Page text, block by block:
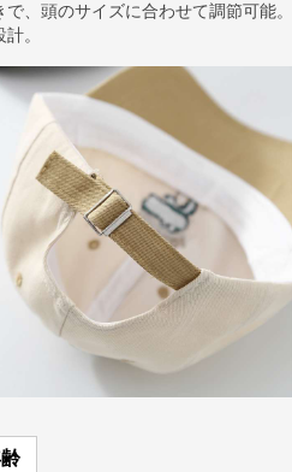
、頭のサイズに合わせて調節可能
。